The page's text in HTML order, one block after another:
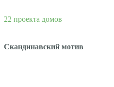
22 проекта домов
Скандинавский мотив